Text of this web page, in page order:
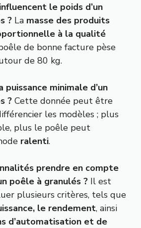
le poids d’un
? La masse des produits
à la qualité
de bonne facture pèse
de 80 kg.
puissance minimale d’un
? Cette donnée peut être
les modèles ; plus
plus le poêle peut
ralenti.
prendre en compte
poêle à granulés ? Il est
plusieurs critères, tels que
le rendement, ainsi
d’automatisation et de